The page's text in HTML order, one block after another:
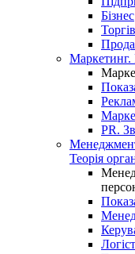
Бізнес
Маркетинг.
PR.
Теорія